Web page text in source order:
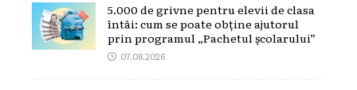
5.000 de grivne pentru elevii de clasa
întâi: cum se poate obține ajutorul
prin programul „Pachetul școlarului”
07.08.2026